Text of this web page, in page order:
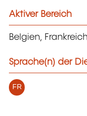
Aktiver Bereich
Belgien,
Sprache(n) der
FR